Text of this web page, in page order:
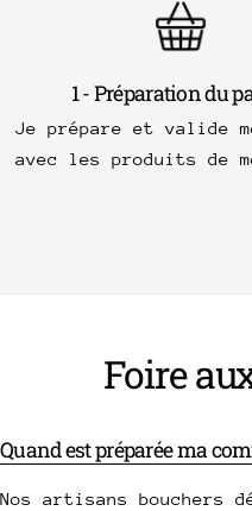
1 - Préparation du
Je prépare et valide
avec les produits de
Foire
Quand est préparée ma
Nos artisans bouchers